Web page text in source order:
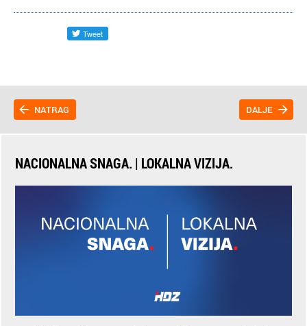
NATRAG DALJE
NACIONALNA SNAGA. | LOKALNA VIZIJA.